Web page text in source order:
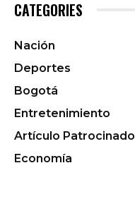
CATEGORIES
Nación
Deportes
Bogotá
Entretenimiento
Artículo Patrocinado
Economía